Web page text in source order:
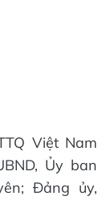
Việt Nam
Ủy ban
Đảng ủy,